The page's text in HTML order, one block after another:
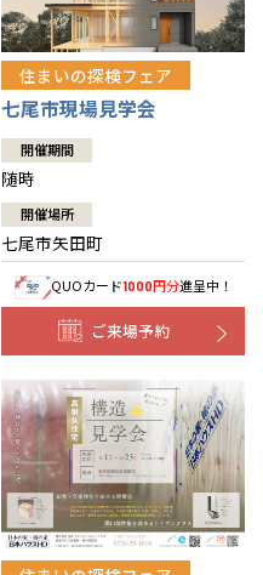
住まいの探検フェア
七尾市現場見学会
開催期間
随時
開催場所
七尾市矢田町
QUOカード1000円分進呈中！
ご来場予約